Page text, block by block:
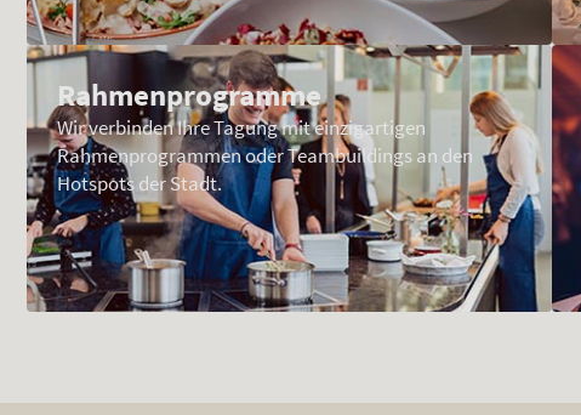
Rahmenprogramme
Wir verbinden Ihre Tagung mit einzigartigen
Rahmenprogrammen oder Teambuildings an den
Hotspots der Stadt.